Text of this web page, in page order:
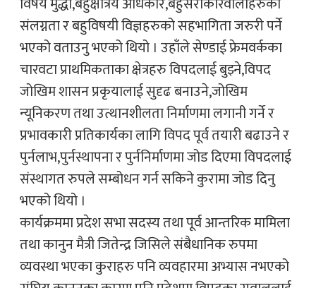
संलग्नता र बहुविषयी विज्ञहरुको सहभागिता जरुरी पर्ने
भएको वताउनु भएको थियो । उहाँले सेण्डाई फ्रेमवर्कका
चारवटा प्राथमिकताका क्षेत्रहरु विपदलाई बुझ्ने,विपद
जोखिम शासन प्रकृयालाई सुदृढ बनाउने,जोखिम
न्यूनिकरण तथा उत्थानशीलता निर्माणमा लगानी गर्ने र
प्रभावकारी प्रतिकार्यका लागि विपद पूर्व तयारी बढाउने र
पुर्नलाभ,पुर्नस्थापना र पुर्ननिर्माणमा जोड दिएमा विपदलाई
संस्थागत रुपले सम्बोधन गर्न सकिने कुरामा जोड दिनु
भएको थियो ।
कार्यक्रममा प्रदेश सभा सदस्य तथा पूर्व आन्तरिक मामिला
तथा कानुन मैत्री जितेन्द्र जिसिले संबैधानिक रुपमा
व्यवस्था भएका कुराहरु पनि व्यवहारमा अभ्यास नभएको